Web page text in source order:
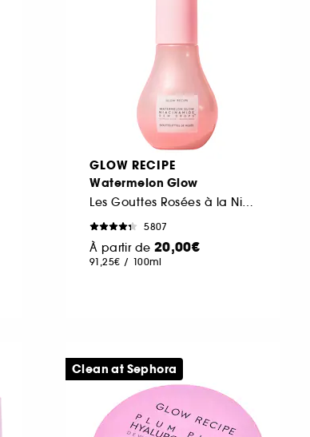
GLOW RECIPE
Watermelon Glow
Les Gouttes Rosées à la Niacinamide Jumbo
5807
À partir de 20,00€
91,25€ / 100ml
Clean at Sephora